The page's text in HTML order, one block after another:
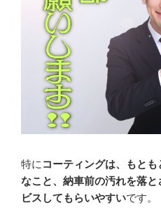
特に コーティングは、もと
なこと、納車前の汚れを落
ビスしてもらいやすいです。